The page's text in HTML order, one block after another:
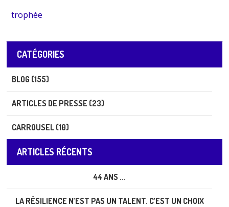
trophée
CATÉGORIES
BLOG (155)
ARTICLES DE PRESSE (23)
CARROUSEL (10)
ARTICLES RÉCENTS
44 ANS ...
LA RÉSILIENCE N’EST PAS UN TALENT. C’EST UN CHOIX